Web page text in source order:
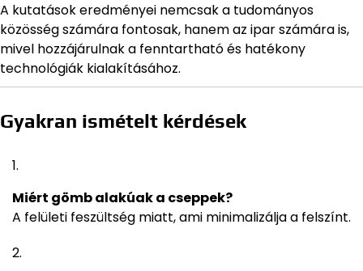
A kutatások eredményei nemcsak a tudományos
közösség számára fontosak, hanem az ipar számára is,
mivel hozzájárulnak a fenntartható és hatékony
technológiák kialakításához.
Gyakran ismételt kérdések
Miért gömb alakúak a cseppek?
A felületi feszültség miatt, ami minimalizálja a felszínt.